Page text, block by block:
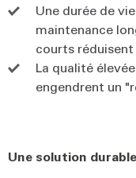
Une durée de
maintenance
courts
La qualité
engendrent un
Une solution durable